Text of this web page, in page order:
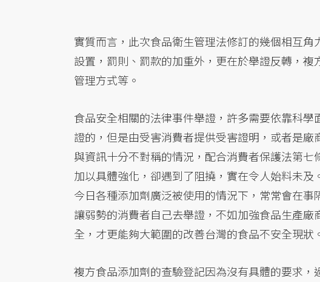
實質而言，此次食品衛生管理法修訂的幾個相互
設置，罰則、罰款的加重外，更在於舉證反轉，
管理方式等。
食品安全相關的法律事件舉證，許多需要依靠科
證的，但是由受害消費者提供受害證明，或者是
與資訊十分不對稱的情況，配合消費者保護法第七
加以具體強化，卻遇到了阻撓，實在令人始料未
今日各種添加劑廣泛被使用的情況下，常常會在
讓弱勢的消費者自己去舉證，不如加強食品生產
全，才更能夠大範圍的改善台灣的食品不安全現狀
複方食品添加劑的查驗登記因為沒有具體的要求